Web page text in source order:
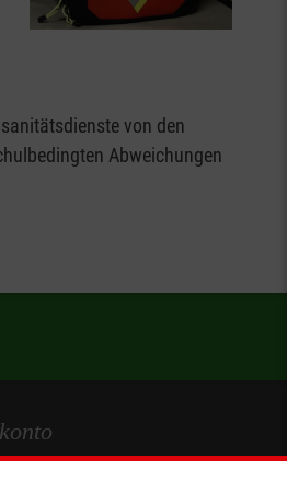
von den
Abweichungen